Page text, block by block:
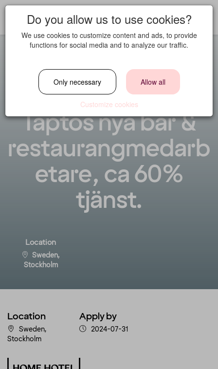
Är du Clarion
Collection hotel
Taptos nya bar &
restaurangmedarb
etare, ca 60%
tjänst.
Location
Sweden,
Stockholm
Location
Sweden,
Stockholm
Apply by
2024-07-31
Do you allow us to use cookies?
We use cookies to customize content and ads, to provide
functions for social media and to analyze our traffic.
Only necessary Allow all
Customize cookies